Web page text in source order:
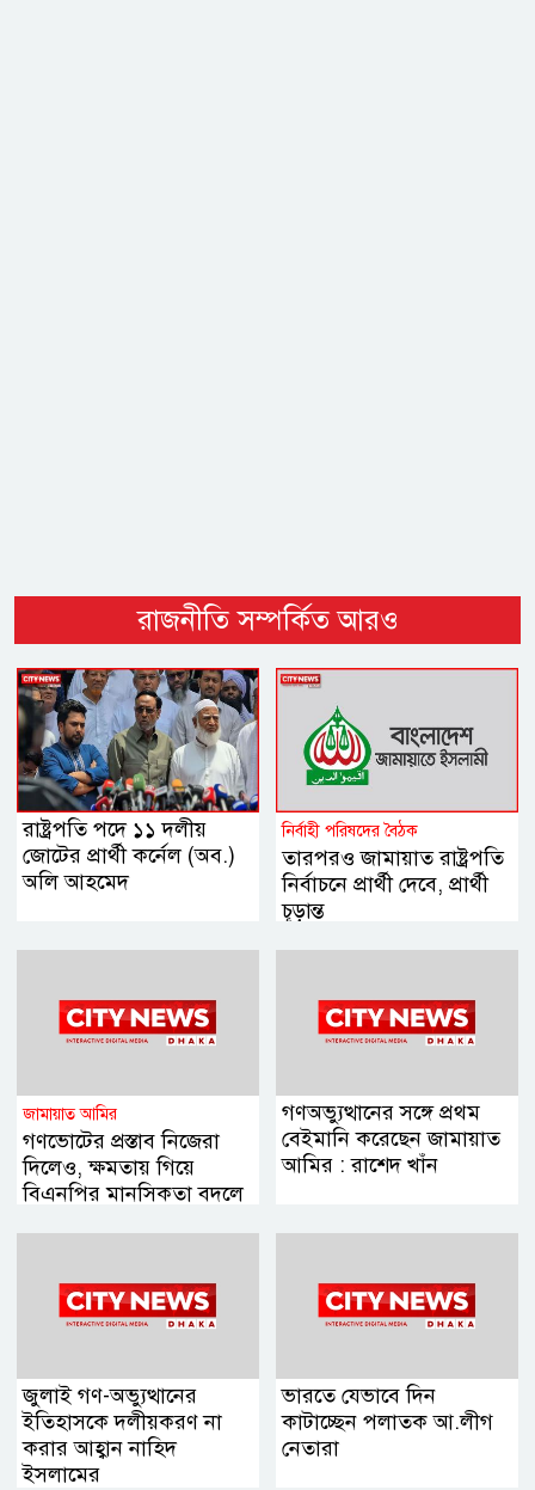
রাজনীতি সম্পর্কিত আরও
রাষ্ট্রপতি পদে ১১ দলীয়
জোটের প্রার্থী কর্নেল (অব.)
অলি আহমেদ
নির্বাহী পরিষদের বৈঠক
তারপরও জামায়াত রাষ্ট্রপতি
নির্বাচনে প্রার্থী দেবে, প্রার্থী
চূড়ান্ত
জামায়াত আমির
গণভোটের প্রস্তাব নিজেরা
দিলেও, ক্ষমতায় গিয়ে
বিএনপির মানসিকতা বদলে
গণঅভ্যুত্থানের সঙ্গে প্রথম
বেইমানি করেছেন জামায়াত
আমির : রাশেদ খাঁন
জুলাই গণ-অভ্যুত্থানের
ইতিহাসকে দলীয়করণ না
করার আহ্বান নাহিদ
ইসলামের
ভারতে যেভাবে দিন
কাটাচ্ছেন পলাতক আ.লীগ
নেতারা